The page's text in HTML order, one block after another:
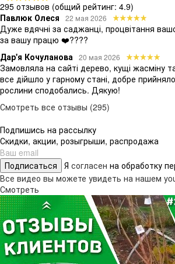
295 отзывов (общий рейтинг: 4.9)
Павлюк Олеся
22 мая 2026
Дуже вдячні за саджанці, процвітання
за вашу працю ❤️????
Дар'я Кочуланова 20 мая 2026
Замовляла на сайті дерево, кущі жасміну
все дійшло у гарному стані, добре
рослини сподобались. Дякую!
Смотреть все отзывы (295)
Подпишись на рассылку
Скидки, акции, розыгрыши, распродажа
Подписаться Я согласен на обработку
Все видео вы можете увидеть на нашем
Смотреть